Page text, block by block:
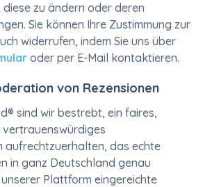
zu ändern oder deren
Sie können Ihre Zustimmung zur
widerrufen, indem Sie uns über
oder per E-Mail kontaktieren.
von Rezensionen
sind wir bestrebt, ein faires,
aufrechtzuerhalten, das echte
in ganz Deutschland genau
Plattform eingereichte